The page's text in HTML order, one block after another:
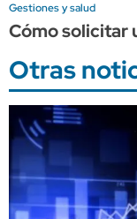
Gestiones y salud
Cómo solicitar
Otras